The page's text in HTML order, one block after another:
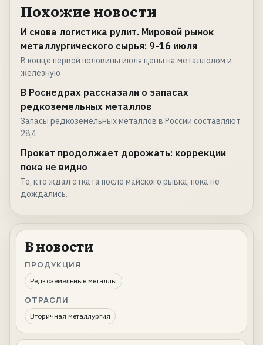
Похожие новости
И снова логистика рулит. Мировой рынок
металлургического сырья: 9-16 июля
В конце первой половины июля цены на металлолом и
железную
В Роснедрах рассказали о запасах
редкоземельных металлов
Запасы редкоземельных металлов в России составляют
28,4
Прокат продолжает дорожать: коррекции
пока не видно
Те, кто ждал отката после майского рывка, пока не
дождались.
В новости
ПРОДУКЦИЯ
Редкоземельные металлы
ОТРАСЛИ
Вторичная металлургия